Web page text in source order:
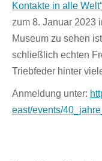
Kontakte in alle Welt“
zum 8. Januar 2023
Museum zu sehen
schließlich echten
Triebfeder hinter
Anmeldung unter:
east/events/